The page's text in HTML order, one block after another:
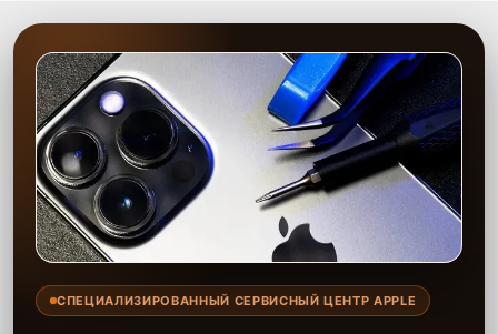
СПЕЦИАЛИЗИРОВАННЫЙ СЕРВИСНЫЙ ЦЕНТР APPLE